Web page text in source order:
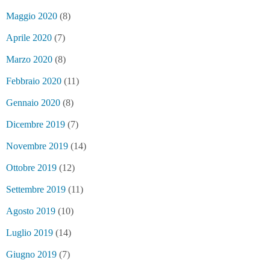
Maggio 2020 (8)
Aprile 2020 (7)
Marzo 2020 (8)
Febbraio 2020 (11)
Gennaio 2020 (8)
Dicembre 2019 (7)
Novembre 2019 (14)
Ottobre 2019 (12)
Settembre 2019 (11)
Agosto 2019 (10)
Luglio 2019 (14)
Giugno 2019 (7)